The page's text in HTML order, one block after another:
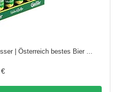
| Österreich bestes Bier ...